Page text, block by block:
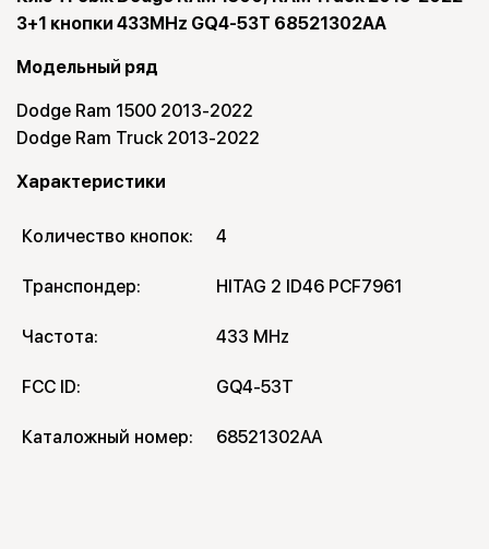
3+1 кнопки 433MHz GQ4-53T 68521302AA
Модельный ряд
Dodge Ram 1500 2013-2022
Dodge Ram Truck 2013-2022
Характеристики
Количество кнопок: 4
Транспондер: HITAG 2 ID46 PCF7961
Частота: 433 MHz
FCC ID: GQ4-53T
Каталожный номер: 68521302AA